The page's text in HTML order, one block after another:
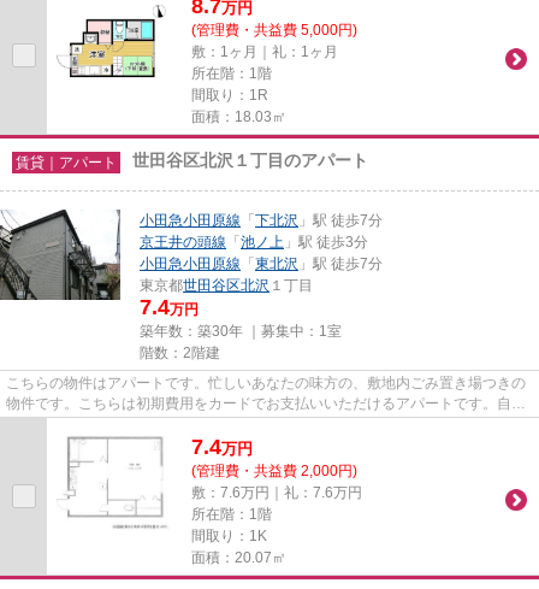
8.7万円
(管理費・共益費 5,000円)
敷：1ヶ月｜礼：1ヶ月
所在階：1階
間取り：1R
面積：18.03㎡
賃貸｜アパート 世田谷区北沢１丁目のアパート
小田急小田原線 「下北沢 」駅 徒歩7分
京王井の頭線 「池ノ上 」駅 徒歩3分
小田急小田原線 「東北沢 」駅 徒歩7分
東京都世田谷区北沢 １丁目
7.4万円
築年数：築30年 ｜募集中： 1室
階数：2階建
こちらの物件はアパートです。忙しいあなたの味方の、敷地内ごみ置き場つきの
物件です。こちらは初期費用をカードでお支払いいただけるアパートです。自宅
から2駅利用できる、利便性の...
7.4万円
(管理費・共益費 2,000円)
敷：7.6万円｜礼：7.6万円
所在階：1階
間取り：1K
面積：20.07㎡